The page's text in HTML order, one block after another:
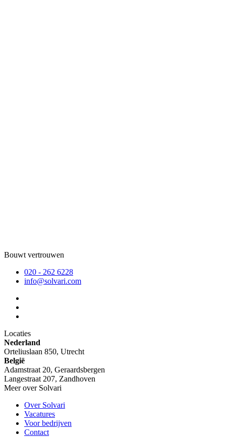
Bouwt vertrouwen
020 - 262 6228
info@solvari.com
Locaties
Nederland
Orteliuslaan 850, Utrecht
België
Adamstraat 20, Geraardsbergen
Langestraat 207, Zandhoven
Meer over Solvari
Over Solvari
Vacatures
Voor bedrijven
Contact